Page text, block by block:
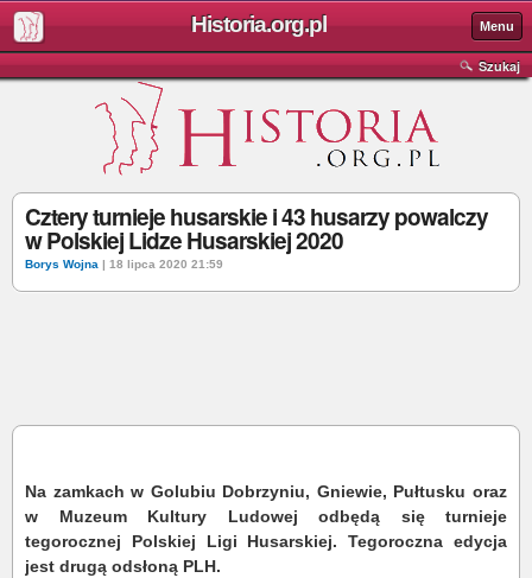
Historia.org.pl Menu
Szukaj
Cztery turnieje husarskie i 43 husarzy powalczy
w Polskiej Lidze Husarskiej 2020
Borys Wojna | 18 lipca 2020 21:59
Na zamkach w Golubiu Dobrzyniu, Gniewie, Pułtusku oraz
w Muzeum Kultury Ludowej odbędą się turnieje
tegorocznej Polskiej Ligi Husarskiej. Tegoroczna edycja
jest drugą odsłoną PLH.